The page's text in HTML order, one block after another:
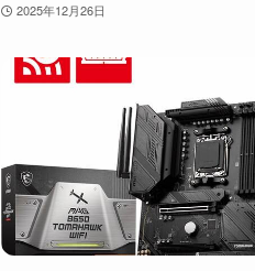
2025年12月26日